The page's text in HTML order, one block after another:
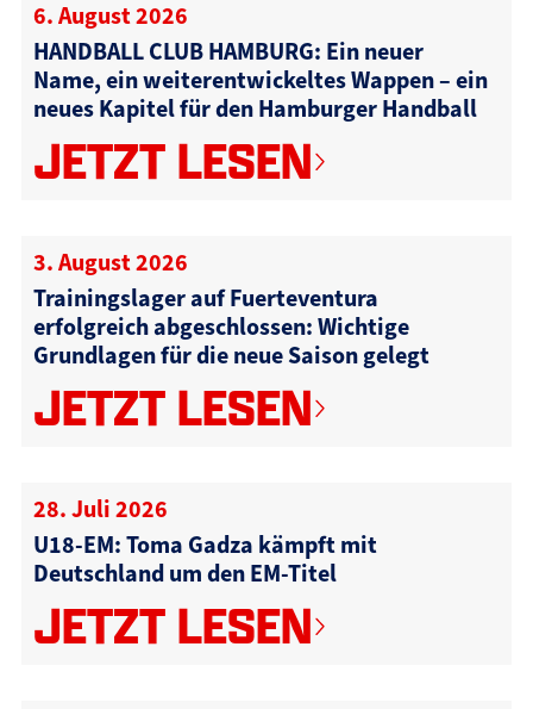
6. August 2026
HANDBALL CLUB HAMBURG: Ein neuer
Name, ein weiterentwickeltes Wappen – ein
neues Kapitel für den Hamburger Handball
JETZT LESEN
3. August 2026
Trainingslager auf Fuerteventura
erfolgreich abgeschlossen: Wichtige
Grundlagen für die neue Saison gelegt
JETZT LESEN
28. Juli 2026
U18-EM: Toma Gadza kämpft mit
Deutschland um den EM-Titel
JETZT LESEN